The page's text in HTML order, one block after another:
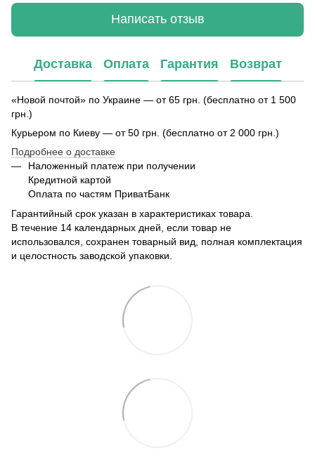
Написать отзыв
Доставка Оплата Гарантия Возврат
«Новой почтой» по Украине — от 65 грн. (бесплатно от 1 500
грн.)
Курьером по Киеву — от 50 грн. (бесплатно от 2 000 грн.)
Подробнее о доставке
Наложенный платеж при получении
Кредитной картой
Оплата по частям ПриватБанк
Гарантийный срок указан в характеристиках товара.
В течение 14 календарных дней, если товар не
использовался, сохранен товарный вид, полная комплектация
и целостность заводской упаковки.